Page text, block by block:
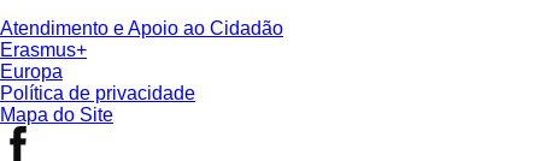
Atendimento e Apoio ao Cidadão
Erasmus+
Europa
Política de privacidade
Mapa do Site